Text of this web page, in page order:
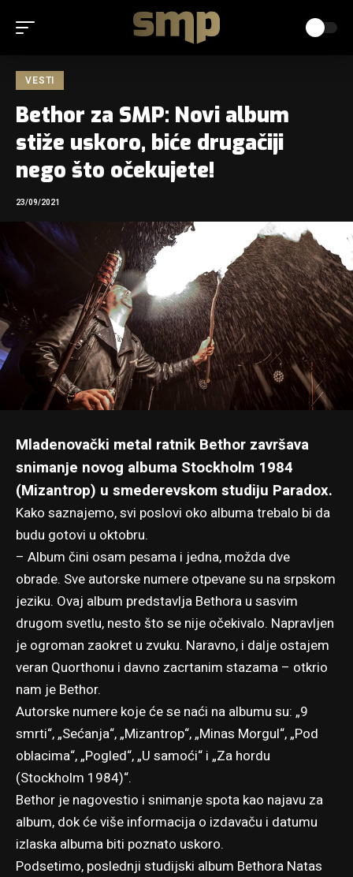
VESTI
Bethor za SMP: Novi album
stiže uskoro, biće drugačiji
nego što očekujete!
23/09/2021
Mladenovački metal ratnik Bethor završava
snimanje novog albuma Stockholm 1984
(Mizantrop) u smederevskom studiju Paradox.
Kako saznajemo, svi poslovi oko albuma trebalo bi da
budu gotovi u oktobru.
– Album čini osam pesama i jedna, možda dve
obrade. Sve autorske numere otpevane su na srpskom
jeziku. Ovaj album predstavlja Bethora u sasvim
drugom svetlu, nesto što se nije očekivalo. Napravljen
je ogroman zaokret u zvuku. Naravno, i dalje ostajem
veran Quorthonu i davno zacrtanim stazama – otkrio
nam je Bethor.
Autorske numere koje će se naći na albumu su: „9
smrti“, „Sećanja“, „Mizantrop“, „Minas Morgul“, „Pod
oblacima“, „Pogled“, „U samoći“ i „Za hordu
(Stockholm 1984)“.
Bethor je nagovestio i snimanje spota kao najavu za
album, dok će više informacija o izdavaču i datumu
izlaska albuma biti poznato uskoro.
Podsetimo, poslednji studijski album Bethora Natas